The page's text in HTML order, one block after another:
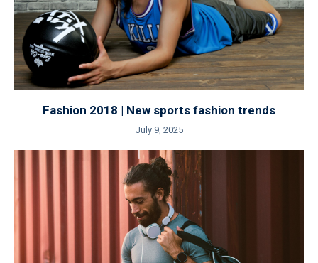
Fashion 2018 | New sports fashion trends
July 9, 2025